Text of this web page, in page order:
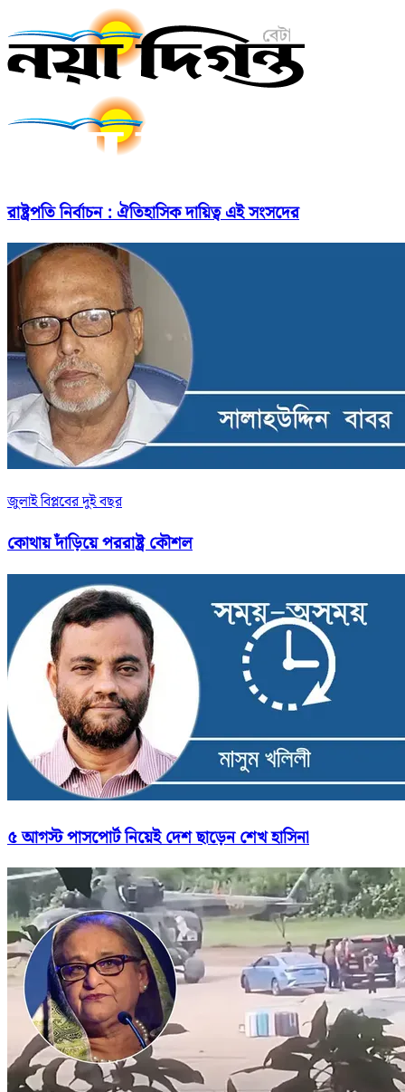
রাষ্ট্রপতি নির্বাচন : ঐতিহাসিক দায়িত্ব এই সংসদের
জুলাই বিপ্লবের দুই বছর
কোথায় দাঁড়িয়ে পররাষ্ট্র কৌশল
৫ আগস্ট পাসপোর্ট নিয়েই দেশ ছাড়েন শেখ হাসিনা